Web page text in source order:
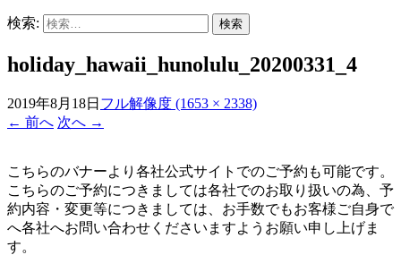
検索:
holiday_hawaii_hunolulu_20200331_4
2019年8月18日 フル解像度 (1653 × 2338)
← 前へ 次へ →
こちらのバナーより各社公式サイトでのご予約も可能です。
こちらのご予約につきましては各社でのお取り扱いの為、予
約内容・変更等につきましては、お手数でもお客様ご自身で
へ各社へお問い合わせくださいますようお願い申し上げま
す。